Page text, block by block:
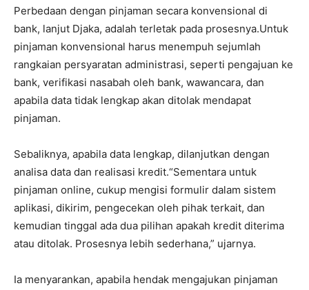
Perbedaan dengan pinjaman secara konvensional di
bank, lanjut Djaka, adalah terletak pada prosesnya.Untuk
pinjaman konvensional harus menempuh sejumlah
rangkaian persyaratan administrasi, seperti pengajuan ke
bank, verifikasi nasabah oleh bank, wawancara, dan
apabila data tidak lengkap akan ditolak mendapat
pinjaman.
Sebaliknya, apabila data lengkap, dilanjutkan dengan
analisa data dan realisasi kredit.“Sementara untuk
pinjaman online, cukup mengisi formulir dalam sistem
aplikasi, dikirim, pengecekan oleh pihak terkait, dan
kemudian tinggal ada dua pilihan apakah kredit diterima
atau ditolak. Prosesnya lebih sederhana,” ujarnya.
Ia menyarankan, apabila hendak mengajukan pinjaman